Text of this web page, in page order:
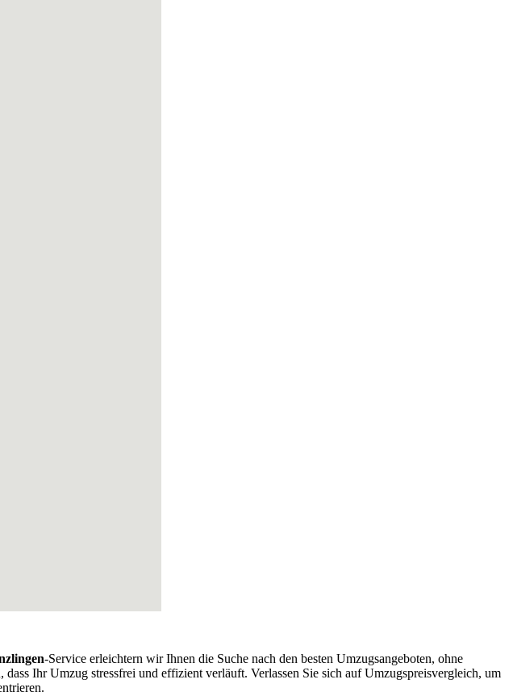
-Service erleichtern wir Ihnen die Suche nach den besten Umzugsangeboten, ohne
Ihr Umzug stressfrei und effizient verläuft. Verlassen Sie sich auf Umzugspreisvergleich, um